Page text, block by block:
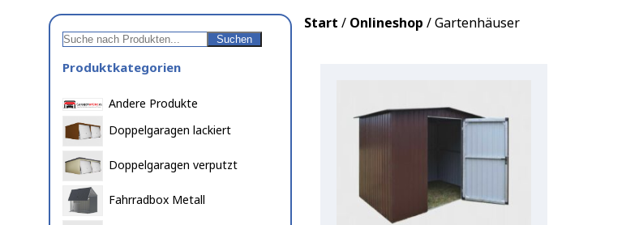
Suchen Suchen
Produktkategorien
Andere Produkte
Doppelgaragen lackiert
Doppelgaragen verputzt
Fahrradbox Metall
Start / Onlineshop / Gartenhäuser